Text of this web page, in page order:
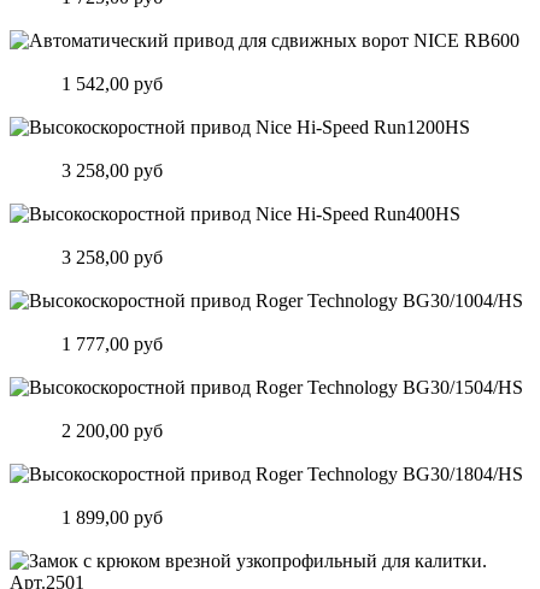
1 542,00 руб
3 258,00 руб
3 258,00 руб
1 777,00 руб
2 200,00 руб
1 899,00 руб